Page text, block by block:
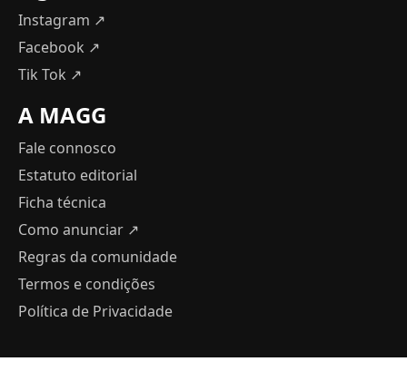
Instagram ↗
Facebook ↗
Tik Tok ↗
A MAGG
Fale connosco
Estatuto editorial
Ficha técnica
Como anunciar ↗
Regras da comunidade
Termos e condições
Política de Privacidade